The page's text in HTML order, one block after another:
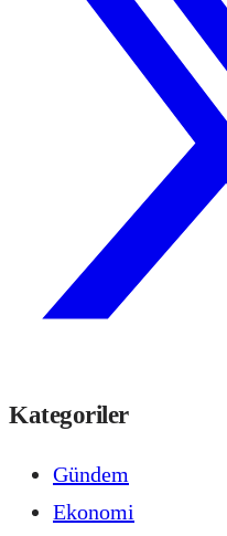
Kategoriler
Gündem
Ekonomi